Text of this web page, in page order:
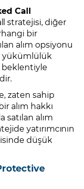
Call
stratejisi, diğer
bir
alım opsiyonu
yükümlülük
beklentiyle
zaten sahip
alım hakkı
satılan alım
yatırımcının
düşük